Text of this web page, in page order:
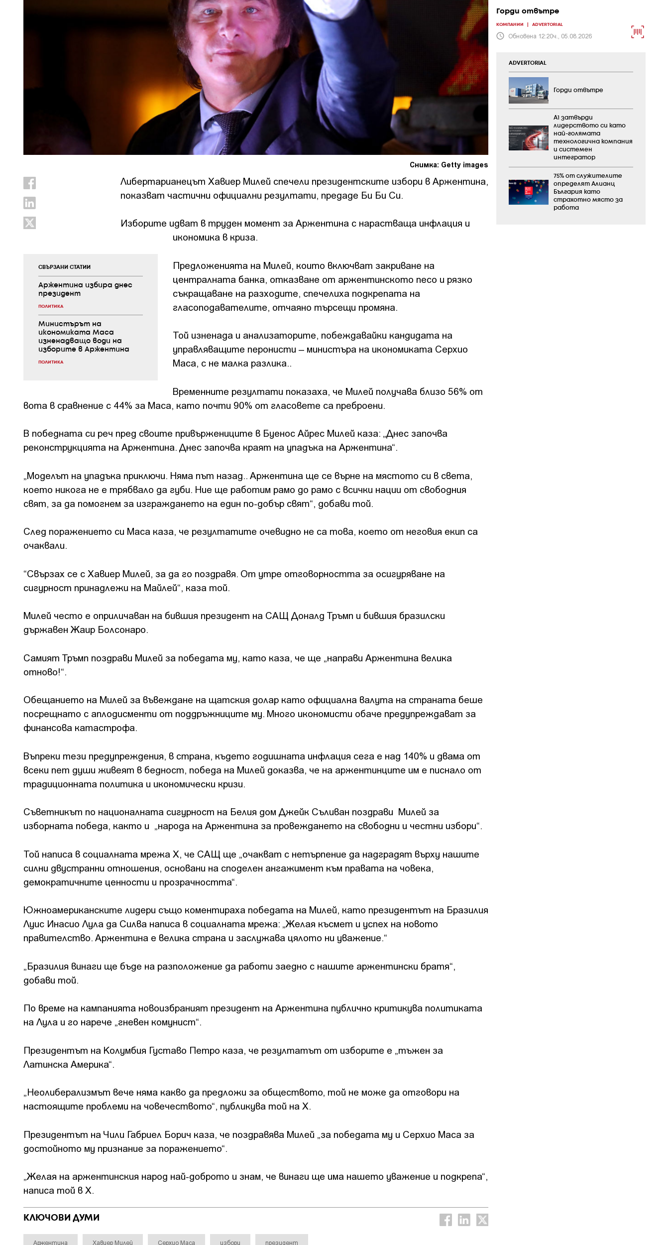
Снимка: Getty images
СВЪРЗАНИ СТАТИИ
Аржентина избира днес
президент
ПОЛИТИКА
Министърът на
икономиката Маса
изненадващо води на
изборите в Аржентина
ПОЛИТИКА
Либертарианецът Хавиер Милей спечели президентските избори в Аржентина,
показват частични официални резултати, предаде Би Би Си.
Изборите идват в труден момент за Аржентина с нарастваща инфлация и
икономика в криза.
Предложенията на Милей, които включват закриване на
централната банка, отказване от аржентинското песо и рязко
съкращаване на разходите, спечелиха подкрепата на
гласоподавателите, отчаяно търсещи промяна.
Той изненада и анализаторите, побеждавайки кандидата на
управляващите перонисти – министъра на икономиката Серхио
Маса, с не малка разлика..
Временните резултати показаха, че Милей получава близо 56% от
вота в сравнение с 44% за Маса, като почти 90% от гласовете са преброени.
В победната си реч пред своите привържениците в Буенос Айрес Милей каза: „Днес започва
реконструкцията на Аржентина. Днес започва краят на упадъка на Аржентина“.
„Моделът на упадъка приключи. Няма път назад.. Аржентина ще се върне на мястото си в света,
което никога не е трябвало да губи. Ние ще работим рамо до рамо с всички нации от свободния
свят, за да помогнем за изграждането на един по-добър свят“, добави той.
След поражението си Маса каза, че резултатите очевидно не са това, което от неговия екип са
очаквали.
“Свързах се с Хавиер Милей, за да го поздравя. От утре отговорността за осигуряване на
сигурност принадлежи на Майлей“, каза той.
Милей често е оприличаван на бившия президент на САЩ Доналд Тръмп и бившия бразилски
държавен Жаир Болсонаро.
Самият Тръмп поздрави Милей за победата му, като каза, че ще „направи Аржентина велика
отново!“.
Обещанието на Милей за въвеждане на щатския долар като официална валута на страната беше
посрещнато с аплодисменти от поддръжниците му. Много икономисти обаче предупреждават за
финансова катастрофа.
Въпреки тези предупреждения, в страна, където годишната инфлация сега е над 140% и двама от
всеки пет души живеят в бедност, победа на Милей доказва, че на аржентинците им е писнало от
традиционната политика и икономически кризи.
Съветникът по националната сигурност на Белия дом Джейк Съливан поздрави Милей за
изборната победа, както и „народа на Аржентина за провеждането на свободни и честни избори“.
Той написа в социалната мрежа X, че САЩ ще „очакват с нетърпение да надградят върху нашите
силни двустранни отношения, основани на споделен ангажимент към правата на човека,
демократичните ценности и прозрачността“.
Южноамериканските лидери също коментираха победата на Милей, като президентът на Бразилия
Луис Инасио Лула да Силва написа в социалната мрежа: „Желая късмет и успех на новото
правителство. Аржентина е велика страна и заслужава цялото ни уважение.“
„Бразилия винаги ще бъде на разположение да работи заедно с нашите аржентински братя“,
добави той.
По време на кампанията новоизбраният президент на Аржентина публично критикува политиката
на Лула и го нарече „гневен комунист“.
Президентът на Колумбия Густаво Петро каза, че резултатът от изборите е „тъжен за
Латинска Америка“.
„Неолиберализмът вече няма какво да предложи за обществото, той не може да отговори на
настоящите проблеми на човечеството“, публикува той на X.
Президентът на Чили Габриел Борич каза, че поздравява Милей „за победата му и Серхио Маса за
достойното му признание за поражението“.
„Желая на аржентинския народ най-доброто и знам, че винаги ще има нашето уважение и подкрепа“,
написа той в X.
КЛЮЧОВИ ДУМИ
Аржентина Хавиер Милей Серхио Маса избори президент
Горди отвътре
КОМПАНИИ ADVERTORIAL
Обновена 12:20ч., 05.08.2026
ADVERTORIAL
Горди отвътре
А1 затвърди
лидерството си като
най-голямата
технологична компания
и системен
интегратор
75% от служителите
определят Алианц
България като
страхотно място за
работа